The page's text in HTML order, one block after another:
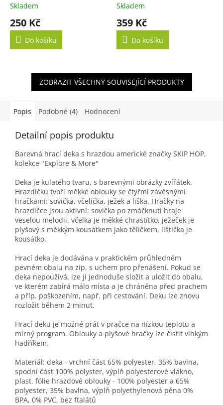
Skladem
250 Kč
Do košíku
Skladem
359 Kč
Do košíku
ZOBRAZIT VŠECHNY SOUVISEJÍCÍ PRODUKTY
Popis Podobné (4) Hodnocení
Detailní popis produktu
Barevná hrací deka s hrazdou americké značky SKIP HOP,
kolekce "Explore & More"
Deka je kulatého tvaru, s barevnými obrázky zvířátek.
Hrazdičku tvoří měkké oblouky se čtyřmi závěsnými
hračkami: sovička, včelička, ježek a liška. Hračky na
hrazdičce jsou aktivní: sovička po zmáčknutí hraje
veselou melodii, včelka je měkké chrastítko, ježeček je
plyšový s měkkým kousátkem jako tělíčkem, lištička je
kousátko.
Hrací deka je dodávána v praktickém průhledném
pevném obalu na zip, s uchem pro přenášení. Pokud se
deka nepoužívá, lze ji jednoduše složit a uložit do obalu,
ve kterém zabírá málo místa a je chráněna před prachem
a příp. poškozením, např. při cestování. Deku lze znovu
rozložit během 2 minut.
Hrací deku je možné prát v pračce na nízkou teplotu a
mírný program. Oblouky a plyšové hračky lze čistit vlhkým
hadříkem.
Materiál: deka - vrchní část 65% polyester, 35% bavlna,
spodní část 100% polyster, výplň polyesterové vlákno,
plast. fólie hrazdové oblouky - 100% polyester a 65%
polyester, 35% bavlna, výplň polyethylenová pěna 0%
BPA, 0% PVC, bez ftalátů